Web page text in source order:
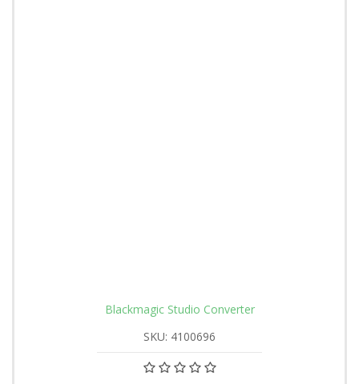
Blackmagic Studio Converter
SKU: 4100696